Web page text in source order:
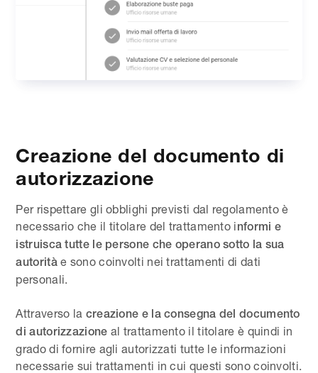
Creazione del documento di
autorizzazione
Per rispettare gli obblighi previsti dal regolamento è
necessario che il titolare del trattamento informi e
istruisca tutte le persone che operano sotto la sua
autoritàe sono coinvolti nei trattamenti di dati
personali.
Attraverso la creazione e la consegna del documento
di autorizzazione al trattamento il titolare è quindi in
grado di fornire agli autorizzati tutte le informazioni
necessarie sui trattamenti in cui questi sono coinvolti.